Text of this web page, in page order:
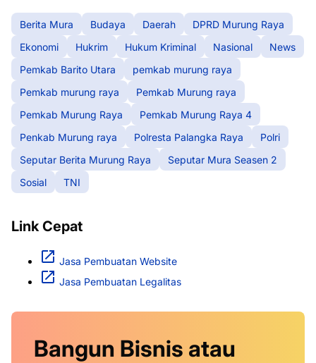
Berita Mura Budaya Daerah
DPRD Murung Raya
Ekonomi
Hukrim Hukum Kriminal Nasional
News
Pemkab Barito Utara
pemkab murung raya
Pemkab murung raya
Pemkab Murung raya
Pemkab Murung Raya
Pemkab Murung Raya 4
Penkab Murung raya
Polresta Palangka Raya
Polri
Seputar Berita Murung Raya
Seputar Mura Seasen 2
Sosial
TNI
Link Cepat
Jasa Pembuatan Website
Jasa Pembuatan Legalitas
Bangun Bisnis atau